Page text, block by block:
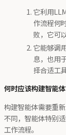
它利用
作流程何
败，它可
它能够调
息，也用
择合适工
何时应该构建智能体
构建智能体需要重
不同，智能体特别
工作流程。